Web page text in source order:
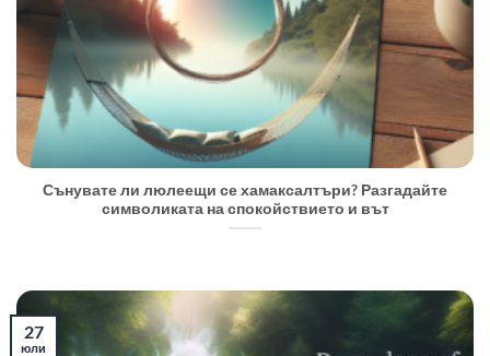
Сънувате ли люлеещи се хамаксалтъри? Разгадайте
символиката на спокойствието и вът
27
юли